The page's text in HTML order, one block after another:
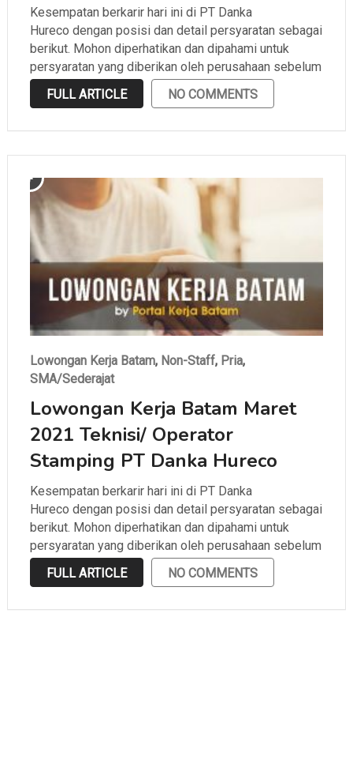
Kesempatan berkarir hari ini di PT Danka
Hureco dengan posisi dan detail persyaratan sebagai
berikut. Mohon diperhatikan dan dipahami untuk
persyaratan yang diberikan oleh perusahaan sebelum
melamar.
FULL ARTICLE NO COMMENTS
Lowongan Kerja Batam, Non-Staff, Pria,
SMA/Sederajat
Lowongan Kerja Batam Maret
2021 Teknisi/ Operator
Stamping PT Danka Hureco
Kesempatan berkarir hari ini di PT Danka
Hureco dengan posisi dan detail persyaratan sebagai
berikut. Mohon diperhatikan dan dipahami untuk
persyaratan yang diberikan oleh perusahaan sebelum
melamar.
FULL ARTICLE NO COMMENTS